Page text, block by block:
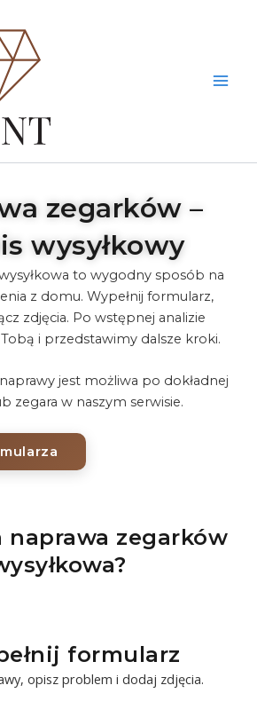
zegarków –
wysyłkowy
to wygodny sposób na
z domu. Wypełnij formularz,
zdjęcia. Po wstępnej analizie
i przedstawimy dalsze kroki.
jest możliwa po dokładnej
zegara w naszym serwisie.
naprawa zegarków
formularz
opisz problem i dodaj zdjęcia.